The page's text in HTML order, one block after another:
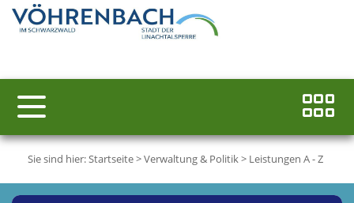
Sie sind hier:Startseite>Verwaltung & Politik> Leistungen A - Z